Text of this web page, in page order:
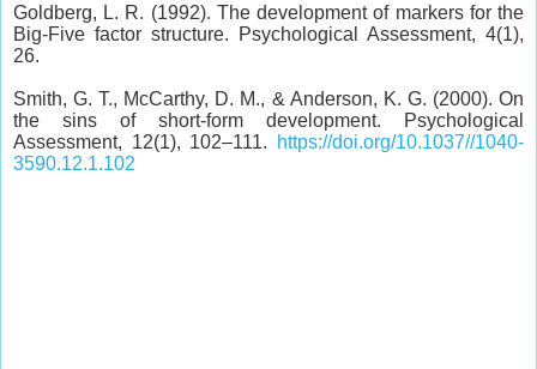
Goldberg, L. R. (1992). The development of markers for the
Big-Five factor structure. Psychological Assessment, 4(1),
26.
Smith, G. T., McCarthy, D. M., & Anderson, K. G. (2000). On
the sins of short-form development. Psychological
Assessment, 12(1), 102–111.
https://doi.org/10.1037//1040-
3590.12.1.102